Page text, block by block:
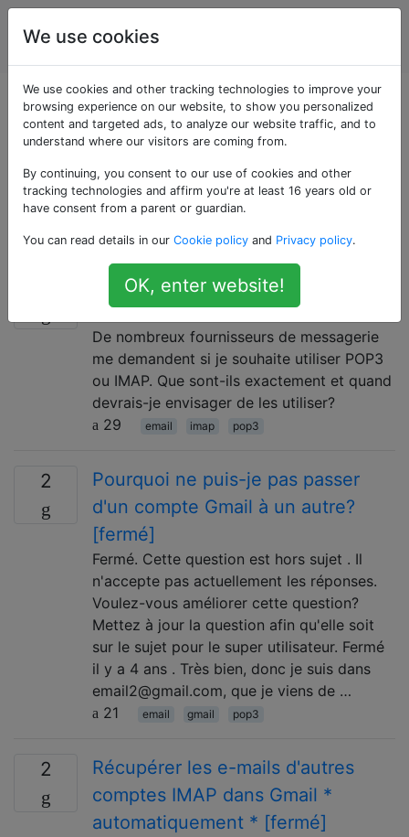
Utilisateurs
d'ordinateur
Questions marquées
«pop3»
POP3 signifie Post Office Protocol utilisé par les
partir d'un serveur de messagerie distant.
Quelles sont les différences entre
POP3 et IMAP?
De nombreux fournisseurs de messagerie
me demandent si je souhaite utiliser POP3
ou IMAP. Que sont-ils exactement et quand
devrais-je envisager de les utiliser?
29
email imap pop3
2
Pourquoi ne puis-je pas passer
d'un compte Gmail à un autre?
[fermé]
Fermé. Cette question est hors sujet . Il
n'accepte pas actuellement les réponses.
Voulez-vous améliorer cette question?
Mettez à jour la question afin qu'elle soit
sur le sujet pour le super utilisateur. Fermé
il y a 4 ans . Très bien, donc je suis dans
email2@gmail.com, que je viens de …
21
email gmail pop3
2
Récupérer les e-mails d'autres
comptes IMAP dans Gmail *
automatiquement * [fermé]
We use cookies
We use cookies and other tracking technologies to improve your
browsing experience on our website, to show you personalized
content and targeted ads, to analyze our website traffic, and to
understand where our visitors are coming from.
By continuing, you consent to our use of cookies and other
tracking technologies and affirm you're at least 16 years old or
have consent from a parent or guardian.
You can read details in our Cookie policy and Privacy policy.
OK, enter website!